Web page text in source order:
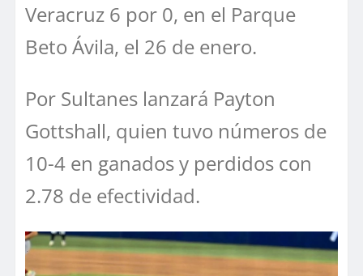
Veracruz 6 por 0, en el Parque
Beto Ávila, el 26 de enero.
Por Sultanes lanzará Payton
Gottshall, quien tuvo números de
10-4 en ganados y perdidos con
2.78 de efectividad.